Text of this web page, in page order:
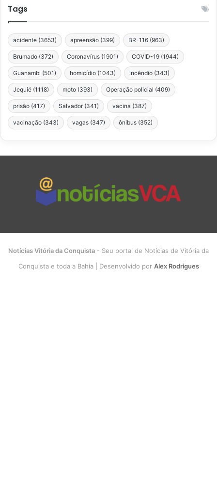
Tags
acidente (3653) apreensão (399) BR-116 (963)
Brumado (372) Coronavírus (1901) COVID-19 (1944)
Guanambi (501) homicídio (1043) incêndio (343)
Jequié (1118) moto (393) Operação policial (409)
prisão (417) Salvador (341) vacina (387)
vacinação (343) vagas (347) ônibus (352)
Notícias Vitória da Conquista - Seu portal de Notícias de Vitória da
Conquista e toda a Bahia | Desenvolvido por Alex Rodrigues